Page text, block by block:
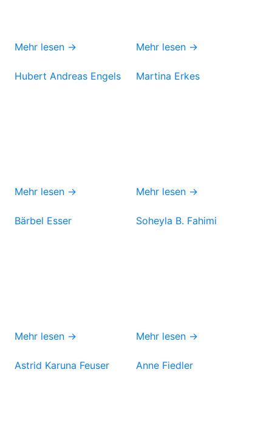
Mehr lesen → Mehr lesen →
Hubert Andreas Engels
Mehr lesen →
Martina Erkes
Mehr lesen →
Bärbel Esser
Mehr lesen →
Soheyla B. Fahimi
Mehr lesen →
Astrid Karuna Feuser Anne Fiedler